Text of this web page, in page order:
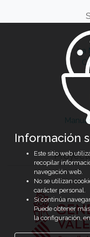
La
Información
Este sitio web
recopilar
navegación web.
No se utilizan
carácter personal.
Si continúa
Puede obtener
la configuración,